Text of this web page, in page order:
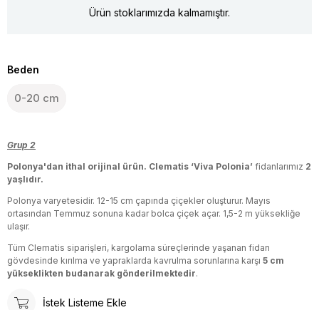
Ürün stoklarımızda kalmamıştır.
Beden
0-20 cm
Grup 2
Polonya'dan ithal orijinal ürün. Clematis ‘Viva Polonia’ fidanlarımız 2
yaşlıdır.
Polonya varyetesidir. 12-15 cm çapında çiçekler oluşturur. Mayıs
ortasından Temmuz sonuna kadar bolca çiçek açar. 1,5-2 m yüksekliğe
ulaşır.
Tüm Clematis siparişleri, kargolama süreçlerinde yaşanan fidan
gövdesinde kırılma ve yapraklarda kavrulma sorunlarına karşı 5 cm
yükseklikten budanarak gönderilmektedir.
İstek Listeme Ekle